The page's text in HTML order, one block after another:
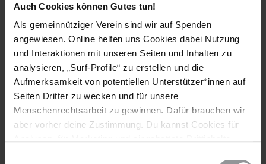
Auch Cookies können Gutes tun!
Als gemeinnütziger Verein sind wir auf Spenden
angewiesen. Online helfen uns Cookies dabei Nutzung
und Interaktionen mit unseren Seiten und Inhalten zu
analysieren, „Surf-Profile“ zu erstellen und die
Aufmerksamkeit von potentiellen Unterstützer*innen auf
Seiten Dritter zu wecken und für unsere
Menschenrechtsarbeit zu gewinnen. Dafür brauchen wir
aber vorher deine Zustimmung. Du kannst Cookies für
ägyptischen Frauen.